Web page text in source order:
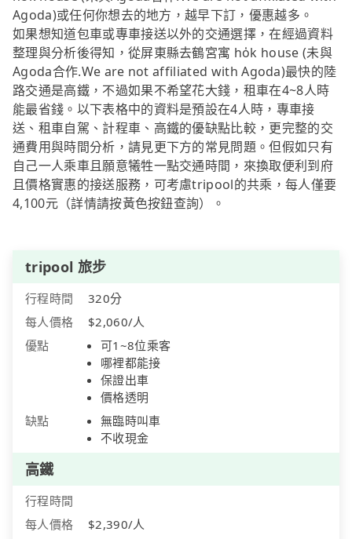
Agoda)或任何你想去的地方，越早下訂，優惠越多。
如果想知道包車或專車接送以外的交通選擇，在經過資料
整理與分析後得知，從屏東縣去鶴宮寓 ho̍k house (未與
Agoda合作.We are not affiliated with Agoda)最快的陸
路交通是高鐵，不過如果不希望花大錢，租車在4~8人時
能最省錢。以下表格中的資料是預設在4人時，專車接
送、租車自駕、計程車、高鐵的優缺點比較，更完整的交
通費用與時間分析，請見更下方的常見問題。但假如只有
自己一人乘車且願意犧牲一點交通時間，來換取便利到府
且價格實惠的接送服務，可考慮tripool的共乘，每人僅要
4,100元（詳情請按黃色按鈕查詢）。
tripool 旅步
行程時間
320分
每人價格
$2,060/人
優點
可1~8位乘客
哪裡都能接
保證出車
價格透明
缺點
無臨時叫車
不收現金
高鐵
行程時間
每人價格
$2,390/人